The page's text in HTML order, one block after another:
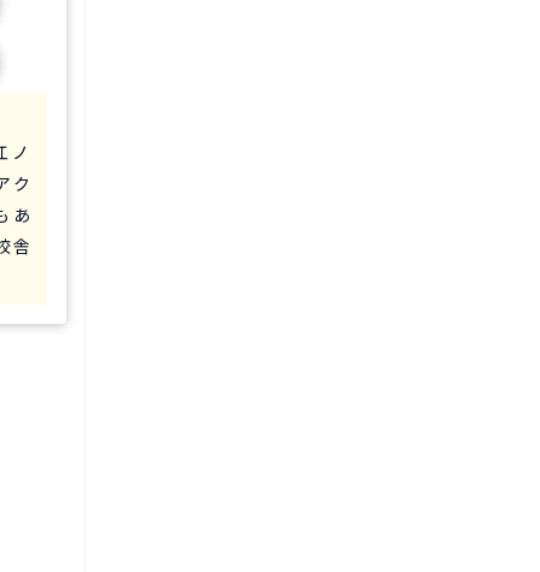
ノ
ク
あ
舎